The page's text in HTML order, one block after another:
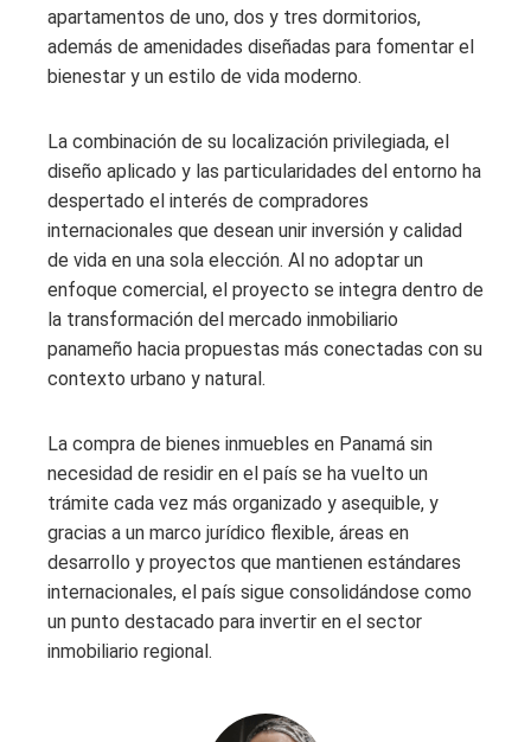
apartamentos de uno, dos y tres dormitorios,
además de amenidades diseñadas para fomentar el
bienestar y un estilo de vida moderno.
La combinación de su localización privilegiada, el
diseño aplicado y las particularidades del entorno ha
despertado el interés de compradores
internacionales que desean unir inversión y calidad
de vida en una sola elección. Al no adoptar un
enfoque comercial, el proyecto se integra dentro de
la transformación del mercado inmobiliario
panameño hacia propuestas más conectadas con su
contexto urbano y natural.
La compra de bienes inmuebles en Panamá sin
necesidad de residir en el país se ha vuelto un
trámite cada vez más organizado y asequible, y
gracias a un marco jurídico flexible, áreas en
desarrollo y proyectos que mantienen estándares
internacionales, el país sigue consolidándose como
un punto destacado para invertir en el sector
inmobiliario regional.